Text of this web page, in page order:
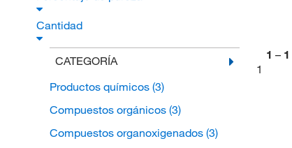
Cantidad
CATEGORÍA
Productos químicos (3)
Compuestos orgánicos (3)
Compuestos organoxigenados (3)
1 – 1
1